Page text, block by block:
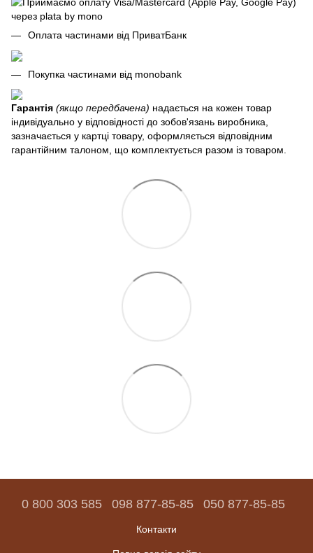
Оплата частинами від ПриватБанк
Покупка частинами від monobank
Гарантія (якщо передбачена) надається на кожен товар
індивідуально у відповідності до зобов'язань виробника,
зазначається у картці товару, оформляється відповідним
гарантійним талоном, що комплектується разом із товаром.
0 800 303 585 098 877-85-85 050 877-85-85
Контакти